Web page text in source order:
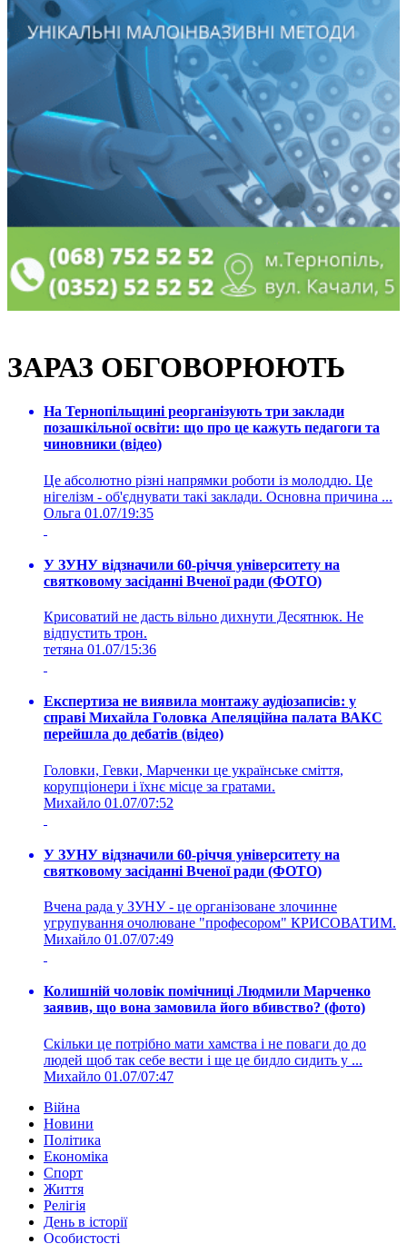
ЗАРАЗ ОБГОВОРЮЮТЬ
На Тернопільщині реорганізують три заклади
позашкільної освіти: що про це кажуть педагоги та
чиновники (відео)
Це абсолютно різні напрямки роботи із молоддю. Це
нігелізм - об'єднувати такі заклади. Основна причина ...
Ольга 01.07/19:35
У ЗУНУ відзначили 60-річчя університету на
святковому засіданні Вченої ради (ФОТО)
Крисоватий не дасть вільно дихнути Десятнюк. Не
відпустить трон.
тетяна 01.07/15:36
Експертиза не виявила монтажу аудіозаписів: у
справі Михайла Головка Апеляційна палата ВАКС
перейшла до дебатів (відео)
Головки, Гевки, Марченки це українське сміття,
корупціонери і їхнє місце за гратами.
Михайло 01.07/07:52
У ЗУНУ відзначили 60-річчя університету на
святковому засіданні Вченої ради (ФОТО)
Вчена рада у ЗУНУ - це організоване злочинне
угрупування очолюване "професором" КРИСОВАТИМ.
Михайло 01.07/07:49
Колишній чоловік помічниці Людмили Марченко
заявив, що вона замовила його вбивство? (фото)
Скільки це потрібно мати хамства і не поваги до до
людей щоб так себе вести і ще це бидло сидить у ...
Михайло 01.07/07:47
Війна
Новини
Політика
Економіка
Спорт
Життя
Релігія
День в історії
Особистості